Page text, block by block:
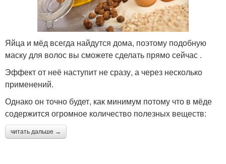
Яйца и мёд всегда найдутся дома, поэтому подобную
маску для волос вы сможете сделать прямо сейчас .
Эффект от неё наступит не сразу, а через несколько
применений.
Однако он точно будет, как минимум потому что в мёде
содержится огромное количество полезных веществ:
читать дальше →